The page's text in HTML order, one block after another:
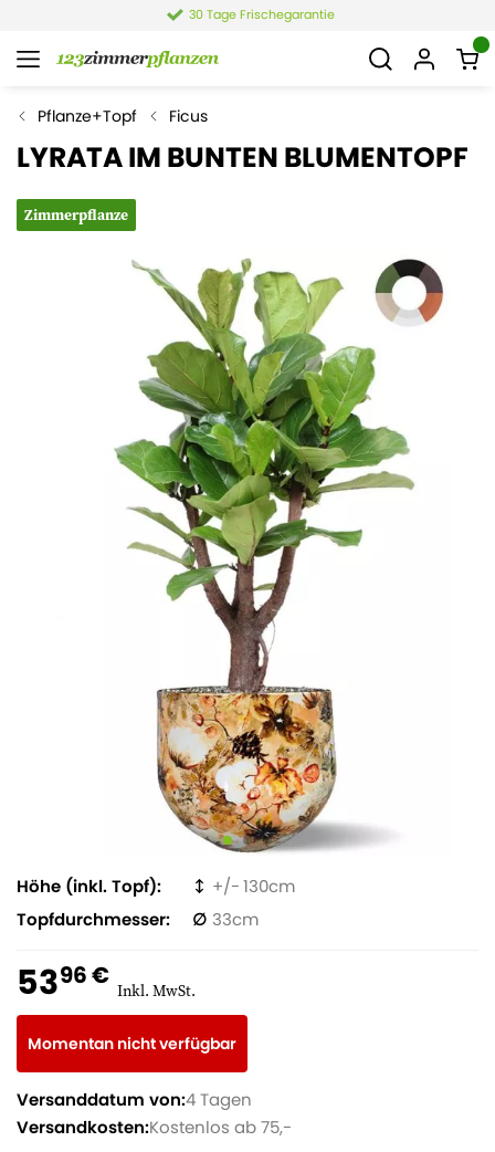
30 Tage Frischegarantie
Pflanze+Topf Ficus
LYRATA IM BUNTEN BLUMENTOPF
Zimmerpflanze
Höhe (inkl. Topf)
130
Topfdurchmesser
33
Momentan nicht verfügbar
5396 € Inkl. MwSt.
Versanddatum von:4 Tagen
Versandkosten:Kostenlos ab 75,-